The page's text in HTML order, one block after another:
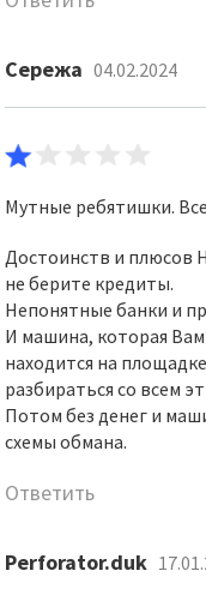
Cережа 04.02.2024
Мутные ребятишки.
Достоинств и плюсов
не берите кредиты.
Непонятные банки и
И машина, которая
находится на
разбираться со всем
Потом без денег и
схемы обмана.
Ответить
Perforator.duk